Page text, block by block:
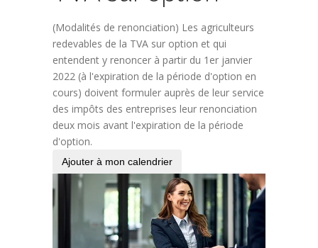
(Modalités de renonciation) Les agriculteurs
redevables de la TVA sur option et qui
entendent y renoncer à partir du 1er janvier
2022 (à l'expiration de la période d'option en
cours) doivent formuler auprès de leur service
des impôts des entreprises leur renonciation
deux mois avant l'expiration de la période
d'option.
Ajouter à mon calendrier